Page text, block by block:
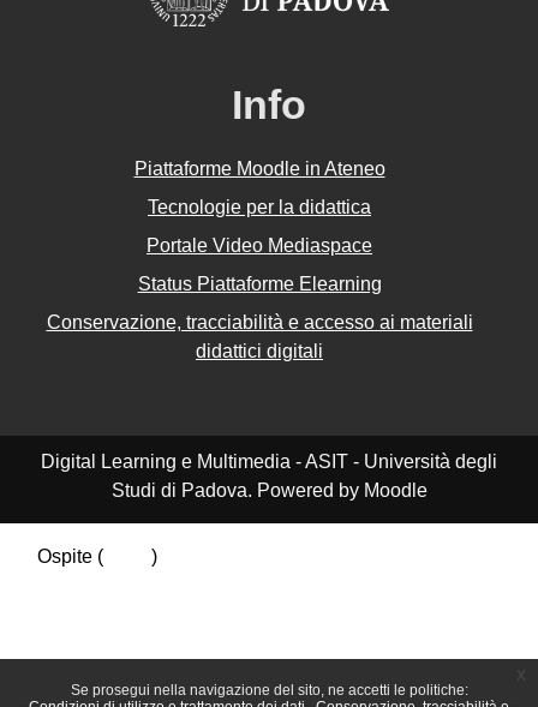
Se prosegui nella navigazione del sito, ne accetti le politiche:
Info
Piattaforme Moodle in Ateneo
Tecnologie per la didattica
Portale Video Mediaspace
Status Piattaforme Elearning
Conservazione, tracciabilità e accesso ai materiali
didattici digitali
Digital Learning e Multimedia - ASIT - Università degli
Studi di Padova. Powered by Moodle
Ospite (
)